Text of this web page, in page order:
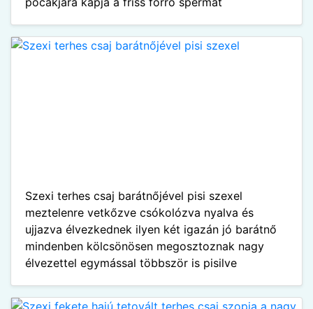
Szexi terhes csaj barátnőjével pisi szexel
meztelenre vetkőzve csókolózva nyalva és
ujjazva élvezkednek ilyen két igazán jó barátnő
mindenben kölcsönösen megosztoznak nagy
élvezettel egymással többször is pisilve